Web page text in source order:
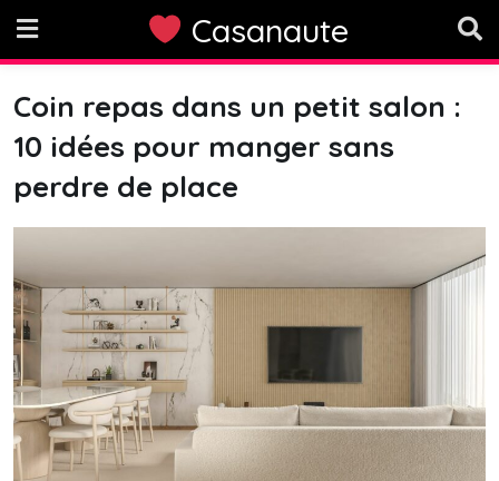
content
Casanaute
Coin repas dans un petit salon :
10 idées pour manger sans
perdre de place